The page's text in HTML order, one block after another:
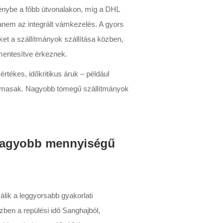
a főbb útvonalakon, míg a DHL
az integrált vámkezelés. A gyors
a szállítmányok szállítása közben,
érkeznek.
időkritikus áruk – például
Nagyobb tömegű szállítmányok
mennyiségű
a leggyorsabb gyakorlati
a repülési idő Sanghajból,